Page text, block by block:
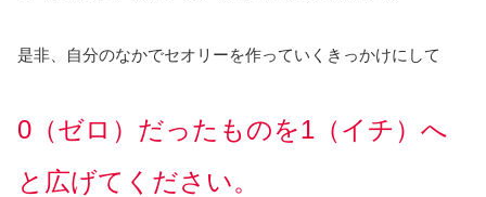
是非、自分のなかでセオリーを作っていくきっかけにして
0（ゼロ）だったものを1（イチ）へ
と広げてください。